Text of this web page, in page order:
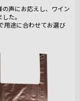
の声にお応えし、ワイン
た。
用途に合わせてお選び